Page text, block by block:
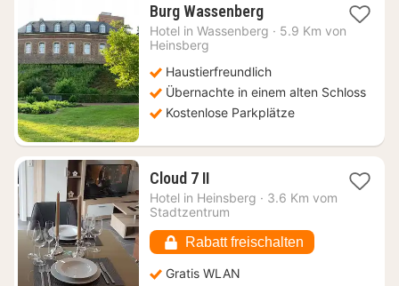
Burg Wassenberg1
Nacht
ab
€
Hotel in Wassenberg · 5.9 Km von
Heinsberg
Haustierfreundlich
Übernachte in einem alten Schloss
Kostenlose Parkplätze
Cloud 7 II1
Nacht
ab
€
Hotel in Heinsberg · 3.6 Km vom
Stadtzentrum
Rabatt freischalten
Gratis WLAN